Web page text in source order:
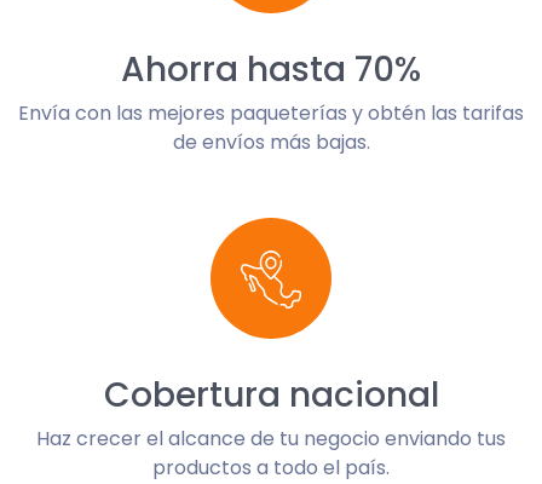
Ahorra hasta 70%
Envía con las mejores paqueterías y obtén las tarifas
de envíos más bajas.
Cobertura nacional
Haz crecer el alcance de tu negocio enviando tus
productos a todo el país.